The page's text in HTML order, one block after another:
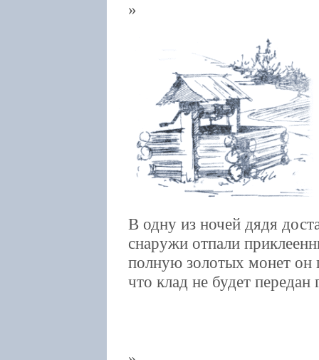
В одну из ночей дядя
снаружи отпали
полную золотых монет он
что клад не будет передан